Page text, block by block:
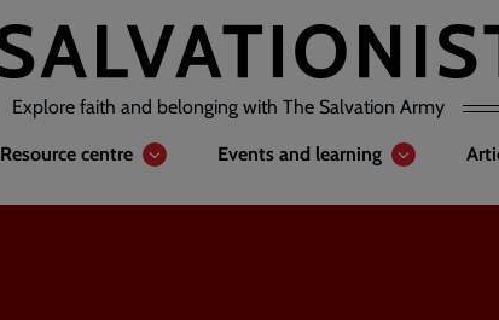
Explore faith and belonging with The Salvation Army
Resource centre Events and learning